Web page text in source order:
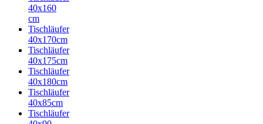
40x160
cm
Tischläufer
40x170cm
Tischläufer
40x175cm
Tischläufer
40x180cm
Tischläufer
40x85cm
Tischläufer